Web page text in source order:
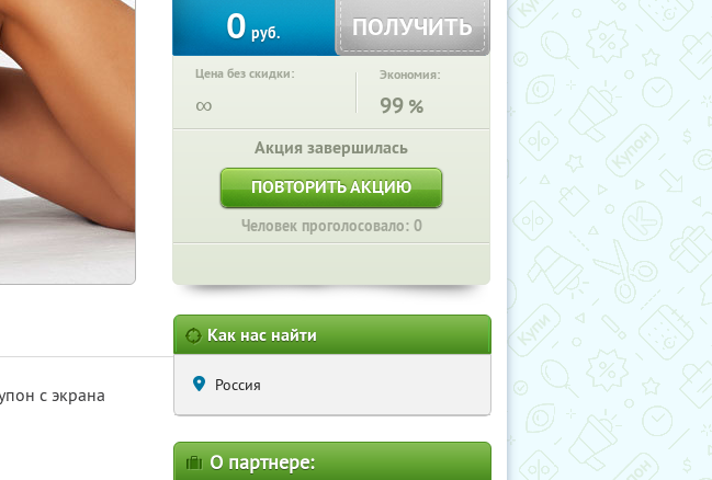
0 руб. ПОЛУЧИТЬ
Цена без скидки:
∞
Экономия:
99 %
Акция завершилась
ПОВТОРИТЬ АКЦИЮ
Человек проголосовало: 0
с экрана
Как нас найти
Россия
О партнере: